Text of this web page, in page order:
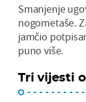
Smanjenje
nogometaše.
jamčio
puno više.
Tri vijesti